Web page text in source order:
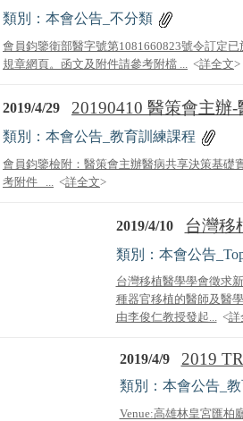
類別：本會公告_不分類
會員鈞鑒衛部醫字號第1081660823號令訂定
規章網頁。函文及附件請參考附檔 ... <詳全文>
2019/4/29 20190410 醫策會主辦
類別：本會公告_教育訓練課程
會員鈞鑒檢附：醫策會主辦醫病共享決策基礎
考附件 ... <詳全文>
2019/4/10 台灣移
類別：本會公告
台灣移植醫學學會徵求
種器官移植的醫師及醫
由李俊仁教授發起...<詳
2019/4/9 2019
類別：本會公告_
Venue:高雄林皇宮匯柏